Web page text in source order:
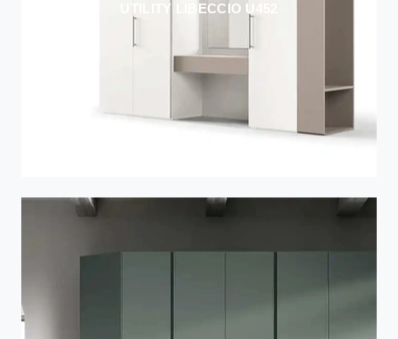
UTILITY LIBECCIO U452